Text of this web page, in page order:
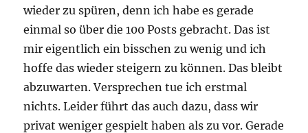
wieder zu spüren, denn ich habe es gerade
einmal so über die 100 Posts gebracht. Das ist
mir eigentlich ein bisschen zu wenig und ich
hoffe das wieder steigern zu können. Das bleibt
abzuwarten. Versprechen tue ich erstmal
nichts. Leider führt das auch dazu, dass wir
privat weniger gespielt haben als zu vor. Gerade